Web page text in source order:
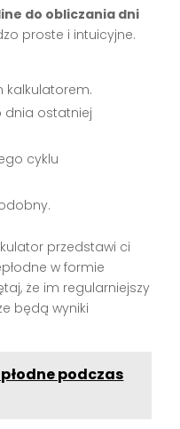
do obliczania dni
proste i intuicyjne.
kalkulatorem.
dnia ostatniej
cyklu
przedstawi ci
w formie
że im regularniejszy
będą wyniki
podczas